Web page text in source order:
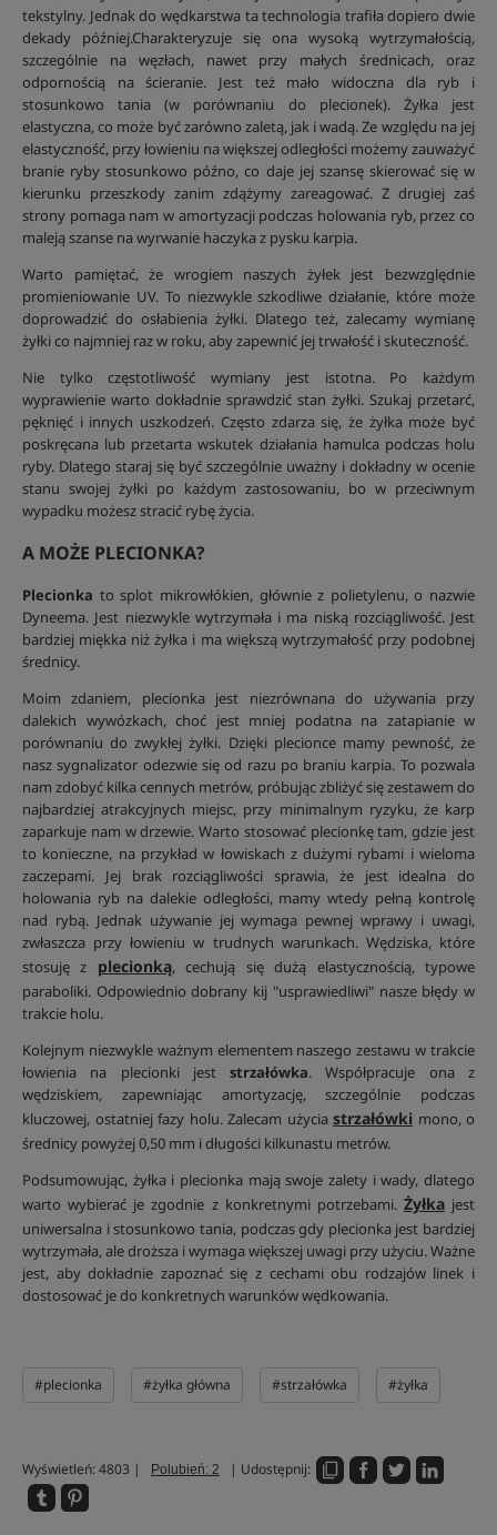
tekstylny. Jednak do wędkarstwa ta technologia trafiła dopiero dwie
dekady później.Charakteryzuje się ona wysoką wytrzymałością,
szczególnie na węzłach, nawet przy małych średnicach, oraz
odpornością na ścieranie. Jest też mało widoczna dla ryb i
stosunkowo tania (w porównaniu do plecionek). Żyłka jest
elastyczna, co może być zarówno zaletą, jak i wadą. Ze względu na jej
elastyczność, przy łowieniu na większej odległości możemy zauważyć
branie ryby stosunkowo późno, co daje jej szansę skierować się w
kierunku przeszkody zanim zdążymy zareagować. Z drugiej zaś
strony pomaga nam w amortyzacji podczas holowania ryb, przez co
maleją szanse na wyrwanie haczyka z pysku karpia.
Warto pamiętać, że wrogiem naszych żyłek jest bezwzględnie
promieniowanie UV. To niezwykle szkodliwe działanie, które może
doprowadzić do osłabienia żyłki. Dlatego też, zalecamy wymianę
żyłki co najmniej raz w roku, aby zapewnić jej trwałość i skuteczność.
Nie tylko częstotliwość wymiany jest istotna. Po każdym
wyprawienie warto dokładnie sprawdzić stan żyłki. Szukaj przetarć,
pęknięć i innych uszkodzeń. Często zdarza się, że żyłka może być
poskręcana lub przetarta wskutek działania hamulca podczas holu
ryby. Dlatego staraj się być szczególnie uważny i dokładny w ocenie
stanu swojej żyłki po każdym zastosowaniu, bo w przeciwnym
wypadku możesz stracić rybę życia.
A MOŻE PLECIONKA?
Plecionka to splot mikrowłókien, głównie z polietylenu, o nazwie
Dyneema. Jest niezwykle wytrzymała i ma niską rozciągliwość. Jest
bardziej miękka niż żyłka i ma większą wytrzymałość przy podobnej
średnicy.
Moim zdaniem, plecionka jest niezrównana do używania przy
dalekich wywózkach, choć jest mniej podatna na zatapianie w
porównaniu do zwykłej żyłki. Dzięki plecionce mamy pewność, że
nasz sygnalizator odezwie się od razu po braniu karpia. To pozwala
nam zdobyć kilka cennych metrów, próbując zbliżyć się zestawem do
najbardziej atrakcyjnych miejsc, przy minimalnym ryzyku, że karp
zaparkuje nam w drzewie. Warto stosować plecionkę tam, gdzie jest
to konieczne, na przykład w łowiskach z dużymi rybami i wieloma
zaczepami. Jej brak rozciągliwości sprawia, że jest idealna do
holowania ryb na dalekie odległości, mamy wtedy pełną kontrolę
nad rybą. Jednak używanie jej wymaga pewnej wprawy i uwagi,
zwłaszcza przy łowieniu w trudnych warunkach. Wędziska, które
stosuję z plecionką, cechują się dużą elastycznością, typowe
paraboliki. Odpowiednio dobrany kij "usprawiedliwi" nasze błędy w
trakcie holu.
Kolejnym niezwykle ważnym elementem naszego zestawu w trakcie
łowienia na plecionki jeststrzałówka. Współpracuje ona z
wędziskiem, zapewniając amortyzację, szczególnie podczas
kluczowej, ostatniej fazy holu. Zalecam użycia strzałówki mono, o
średnicy powyżej 0,50 mm i długości kilkunastu metrów.
Podsumowując, żyłka i plecionka mają swoje zalety i wady, dlatego
warto wybierać je zgodnie z konkretnymi potrzebami. Żyłkajest
uniwersalna i stosunkowo tania, podczas gdy plecionka jest bardziej
wytrzymała, ale droższa i wymaga większej uwagi przy użyciu. Ważne
jest, aby dokładnie zapoznać się z cechami obu rodzajów linek i
dostosować je do konkretnych warunków wędkowania.
#plecionka #żyłka główna #strzałówka #żyłka
Wyświetleń: 4803 | Polubień: 2 | Udostępnij: